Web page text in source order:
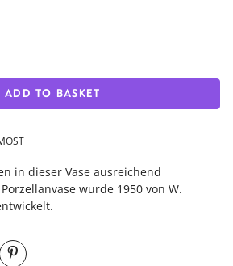
ADD TO BASKET
in dieser Vase ausreichend
wurde 1950 von W.